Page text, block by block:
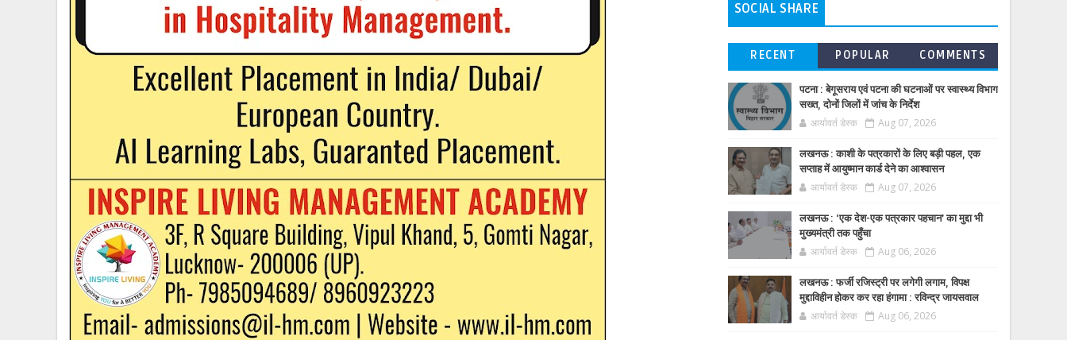
SOCIAL SHARE
RECENT POPULAR COMMENTS
पटना : बेगूसराय एवं पटना की घटनाओं पर स्वास्थ्य विभाग
सख्त, दोनों जिलों में जांच के निर्देश
आर्यावर्त डेस्क Aug 07, 2026
लखनऊ : काशी के पत्रकारों के लिए बड़ी पहल, एक
सप्ताह में आयुष्मान कार्ड देने का आश्वासन
आर्यावर्त डेस्क Aug 07, 2026
लखनऊ : ‘एक देश-एक पत्रकार पहचान’ का मुद्दा भी
मुख्यमंत्री तक पहुँचा
आर्यावर्त डेस्क Aug 06, 2026
लखनऊ : फर्जी रजिस्ट्री पर लगेगी लगाम, विपक्ष
मुद्दाविहीन होकर कर रहा हंगामा : रविन्द्र जायसवाल
आर्यावर्त डेस्क Aug 06, 2026